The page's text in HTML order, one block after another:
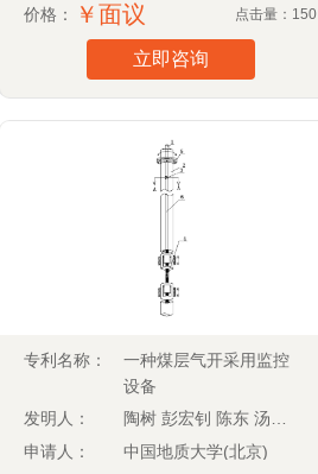
价格： ￥面议 点击量：150
立即咨询
专利名称：
一种煤层气开采用监控
设备
发明人：
申请人：
中国地质大学(北京)